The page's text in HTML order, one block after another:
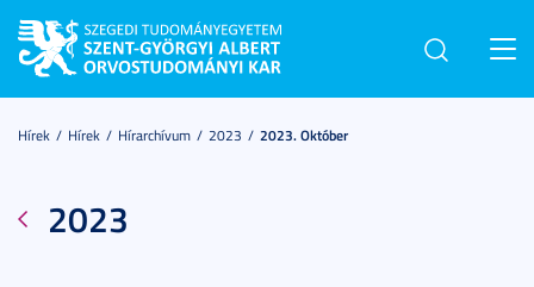
Hírek Hírek Hírarchívum 2023 2023. Október
2023